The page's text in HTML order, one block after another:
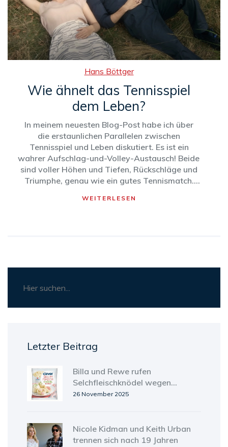
Hans Böttger
Wie ähnelt das Tennisspiel
dem Leben?
In meinem neuesten Blog-Post habe ich über
die erstaunlichen Parallelen zwischen
Tennisspiel und Leben diskutiert. Es ist ein
wahrer Aufschlag-und-Volley-Austausch! Beide
sind voller Höhen und Tiefen, Rückschläge und
Triumphe, genau wie ein gutes Tennismatch.
das Spiel zu gewinnen - ähnlich wie im Leben.
WEITERLESEN
Letzter Beitrag
Billa und Rewe rufen
Selchfleischknödel wegen
metallischer Fremdkörper zurück
26 November 2025
Nicole Kidman und Keith Urban
trennen sich nach 19 Jahren